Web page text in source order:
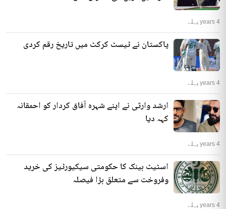
4 years پہلے
پاکستان نے ٹیسٹ کرکٹ میں تاریخ رقم کردی
4 years پہلے
ارشد وارثی نے اپنے شہرہ آفاق کردار کو احمقانہ
کہہ دیا
4 years پہلے
اسٹیٹ بینک کا حکومتی سیکیورٹیز کی خرید
وفروخت سے متعلق بڑا فیصلہ
4 years پہلے